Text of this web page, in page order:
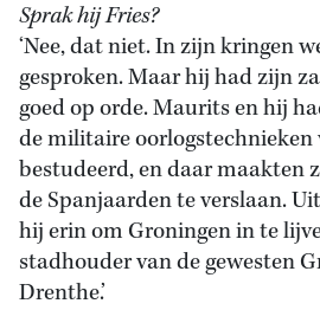
Sprak hij Fries?
‘Nee, dat niet. In zijn kringen
gesproken. Maar hij had zijn
goed op orde. Maurits en hij
de militaire oorlogstechnieken
bestudeerd, en daar maakten
de Spanjaarden te verslaan.
hij erin om Groningen in te
stadhouder van de gewesten
Drenthe.’